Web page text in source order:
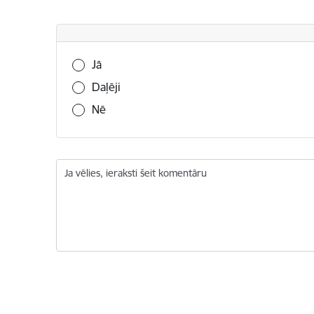
Vai šī informācija bija noderīga?
Jā
Daļēji
Nē
Ja vēlies, ieraksti šeit komentāru